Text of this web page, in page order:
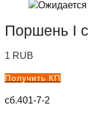
Поршень I
1 RUB
Получить КП
сб.401-7-2